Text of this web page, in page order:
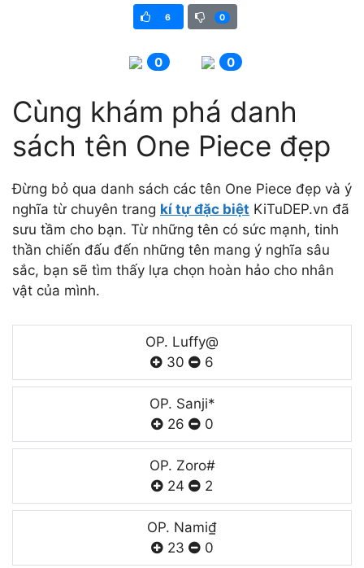
6 0
0 0
Cùng khám phá danh
sách tên One Piece đẹp
Đừng bỏ qua danh sách các tên One Piece đẹp và ý
nghĩa từ chuyên trang kí tự đặc biệt KiTuDEP.vn đã
sưu tầm cho bạn. Từ những tên có sức mạnh, tinh
thần chiến đấu đến những tên mang ý nghĩa sâu
sắc, bạn sẽ tìm thấy lựa chọn hoàn hảo cho nhân
vật của mình.
OP. Luffy@
30
6
OP. Sanji*
26
0
OP. Zoro#
24
2
OP. Nami₫
23
0